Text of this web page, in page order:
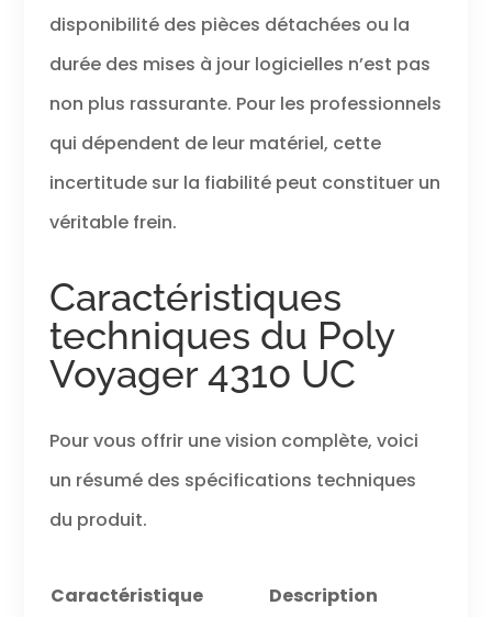
disponibilité des pièces détachées ou la
durée des mises à jour logicielles n’est pas
non plus rassurante. Pour les professionnels
qui dépendent de leur matériel, cette
incertitude sur la fiabilité peut constituer un
véritable frein.
Caractéristiques
techniques du Poly
Voyager 4310 UC
Pour vous offrir une vision complète, voici
un résumé des spécifications techniques
du produit.
Caractéristique Description